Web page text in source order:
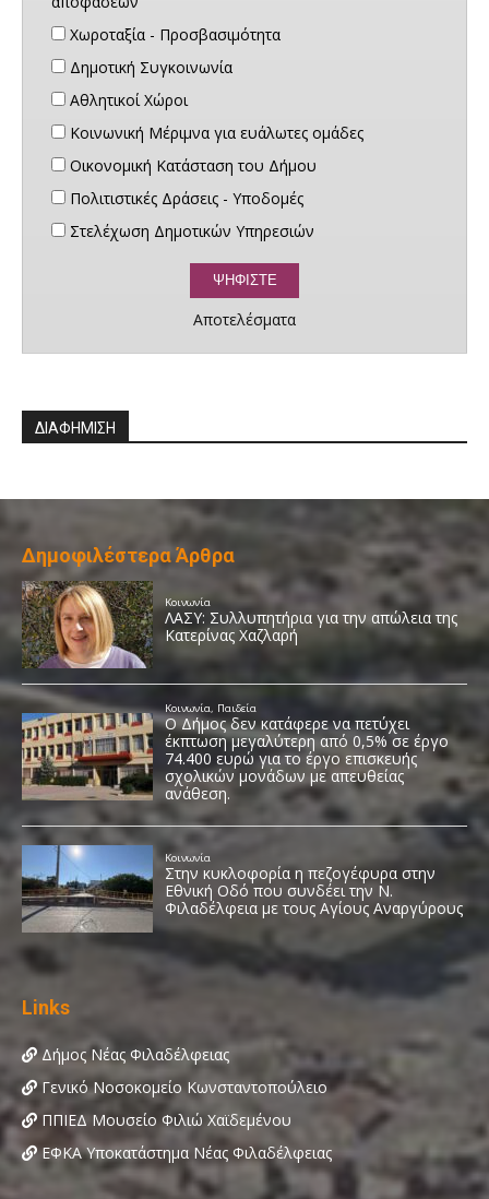
Χωροταξία - Προσβασιμότητα
Δημοτική Συγκοινωνία
Αθλητικοί Χώροι
Κοινωνική Μέριμνα για ευάλωτες ομάδες
Οικονομική Κατάσταση του Δήμου
Πολιτιστικές Δράσεις - Υποδομές
Στελέχωση Δημοτικών Υπηρεσιών
Αποτελέσματα
ΔΙΑΦΗΜΙΣΗ
Δημοφιλέστερα Άρθρα
Links
Δήμος Νέας Φιλαδέλφειας
Γενικό Νοσοκομείο Κωνσταντοπούλειο
ΠΠΙΕΔ Μουσείο Φιλιώ Χαϊδεμένου
ΕΦΚΑ Υποκατάστημα Νέας Φιλαδέλφειας